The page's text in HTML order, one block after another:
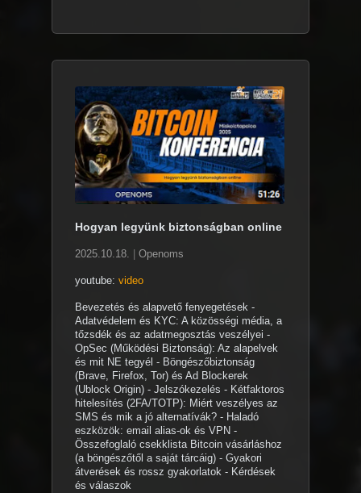
Hogyan legyünk biztonságban online
2025.10.18. Openoms
youtube: video
Bevezetés és alapvető fenyegetések -
Adatvédelem és KYC: A közösségi média, a
tőzsdék és az adatmegosztás veszélyei -
OpSec (Működési Biztonság): Az alapelvek
és mit NE tegyél - Böngészőbiztonság
(Brave, Firefox, Tor) és Ad Blockerek
(Ublock Origin) - Jelszókezelés - Kétfaktoros
hitelesítés (2FA/TOTP): Miért veszélyes az
SMS és mik a jó alternatívák? - Haladó
eszközök: email alias-ok és VPN -
Összefoglaló csekklista Bitcoin vásárláshoz
(a böngészőtől a saját tárcáig) - Gyakori
átverések és rossz gyakorlatok - Kérdések
és válaszok